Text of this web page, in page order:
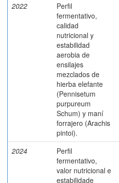
2022
Perfil
fermentativo,
calidad
nutricional y
estabilidad
aerobia de
ensilajes
mezclados de
hierba elefante
(Pennisetum
purpureum
Schum) y maní
forrajero (Arachis
pintoi).
2024
Perfil
fermentativo,
valor nutricional e
estabilidade